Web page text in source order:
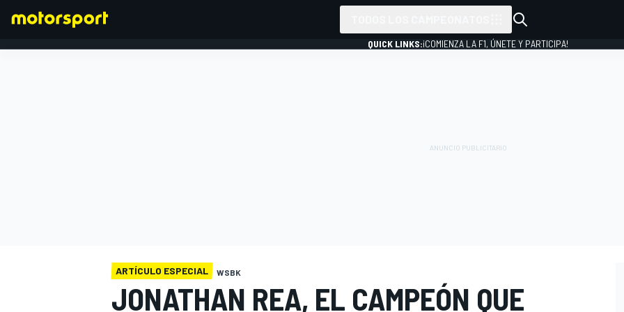
QUICK LINKS:¡COMIENZA LA F1, ÚNETE Y PARTICIPA!
ARTÍCULO ESPECIAL WSBK
JONATHAN REA, EL CAMPEÓN QUE